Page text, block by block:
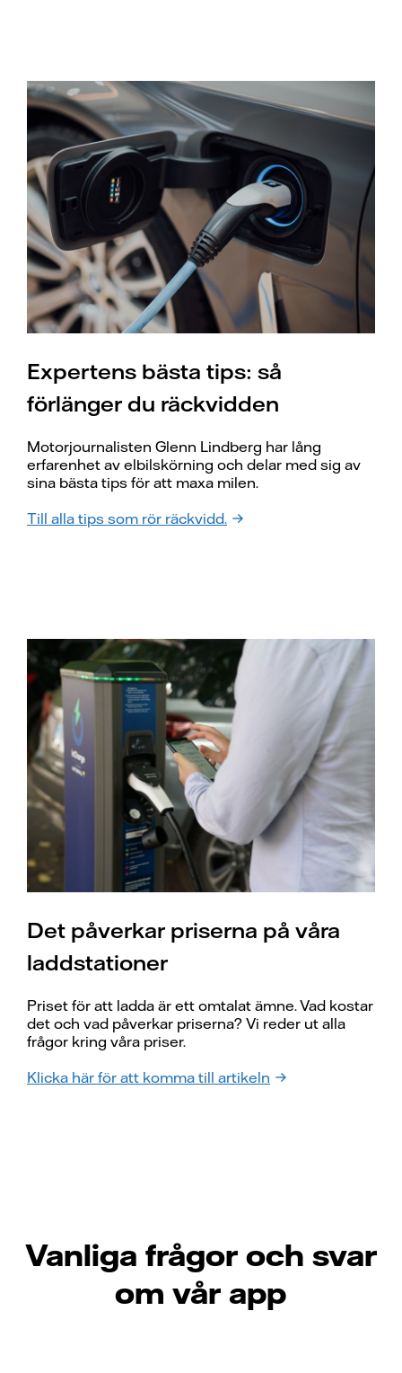
Expertens bästa tips: så
förlänger du räckvidden
Motorjournalisten Glenn Lindberg har lång
erfarenhet av elbilskörning och delar med sig av
sina bästa tips för att maxa milen.
Till alla tips som rör räckvidd.
Det påverkar priserna på våra
laddstationer
Priset för att ladda är ett omtalat ämne. Vad kostar
det och vad påverkar priserna? Vi reder ut alla
frågor kring våra priser.
Klicka här för att komma till artikeln
Vanliga frågor och svar
om vår app